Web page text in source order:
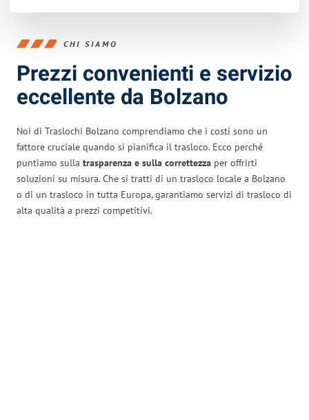
CHI SIAMO
Prezzi convenienti e servizio
eccellente da Bolzano
Noi di Traslochi Bolzano comprendiamo che i costi sono un
fattore cruciale quando si pianifica il trasloco. Ecco perché
puntiamo sulla trasparenza e sulla correttezza per offrirti
soluzioni su misura. Che si tratti di un trasloco locale a Bolzano
o di un trasloco in tutta Europa, garantiamo servizi di trasloco di
alta qualità a prezzi competitivi.